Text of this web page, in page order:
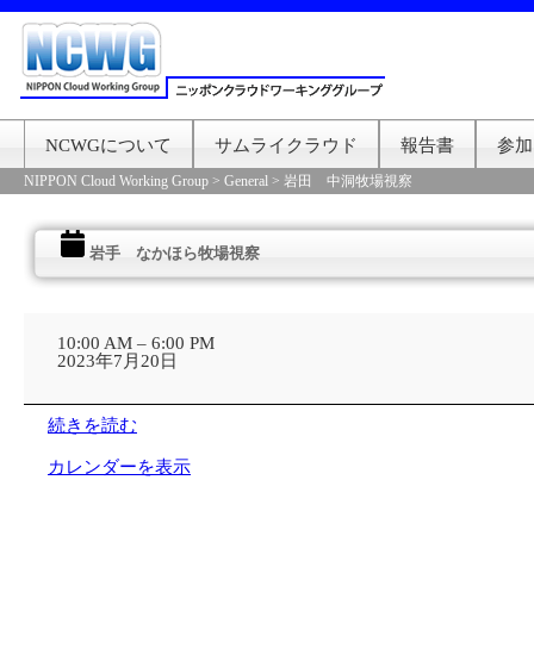
NCWGについて サムライクラウド 報告書 参
NIPPON Cloud Working Group > General > 岩田 中洞牧場視察
岩手 なかほら牧場視察
手10:00 AM – 6:00 PM
2023年7月20日
続きを読む
カレンダーを表示